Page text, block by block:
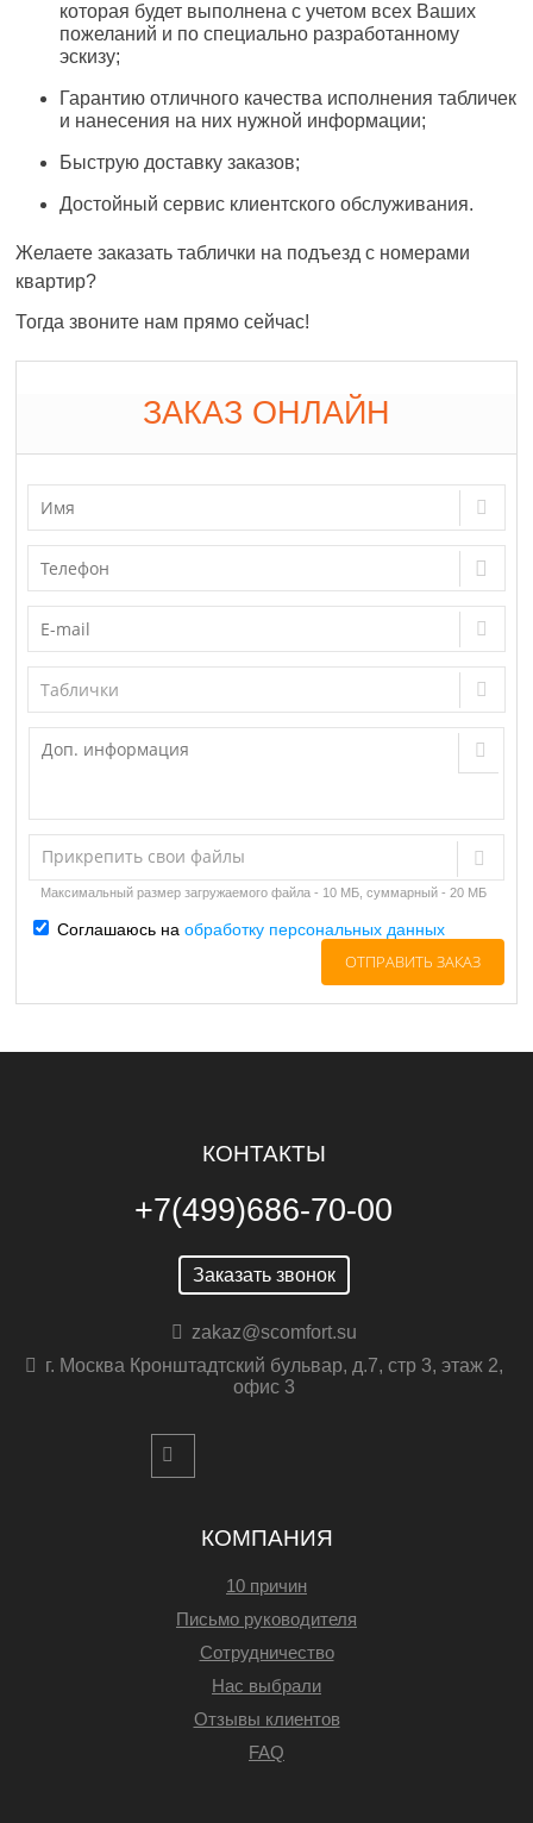
которая будет выполнена с учетом всех Ваших
пожеланий и по специально разработанному
эскизу;
Гарантию отличного качества исполнения табличек
и нанесения на них нужной информации;
Быструю доставку заказов;
Достойный сервис клиентского обслуживания.
Желаете заказать таблички на подъезд с номерами
квартир?
Тогда звоните нам прямо сейчас!
ЗАКАЗ ОНЛАЙН
Прикрепить свои файлы
Максимальный размер загружаемого файла - 10 МБ, суммарный - 20 МБ
Соглашаюсь наобработку персональных данных
КОНТАКТЫ
+7(499)686-70-00
Заказать звонок
zakaz@scomfort.su
г. Москва Кронштадтский бульвар, д.7, стр 3, этаж 2,
офис 3
КОМПАНИЯ
10 причин
Письмо руководителя
Сотрудничество
Нас выбрали
Отзывы клиентов
FAQ